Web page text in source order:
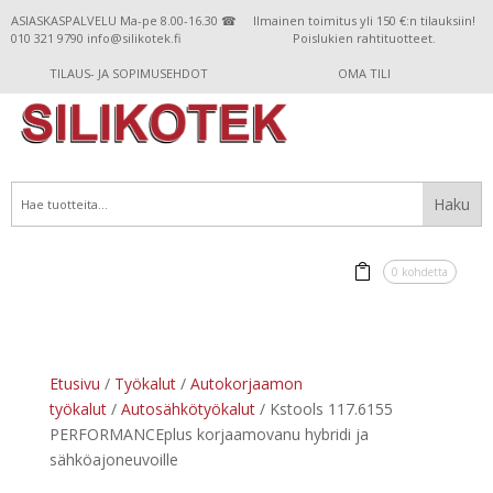
ASIASKASPALVELU Ma-pe 8.00-16.30 ☎
010 321 9790 info@silikotek.fi
Ilmainen toimitus yli 150 €:n tilauksiin!
Poislukien rahtituotteet.
TILAUS- JA SOPIMUSEHDOT OMA TILI
0 kohdetta
Etusivu / Työkalut/ Autokorjaamon
työkalut/ Autosähkötyökalut/ Kstools 117.6155
PERFORMANCEplus korjaamovanu hybridi ja
sähköajoneuvoille